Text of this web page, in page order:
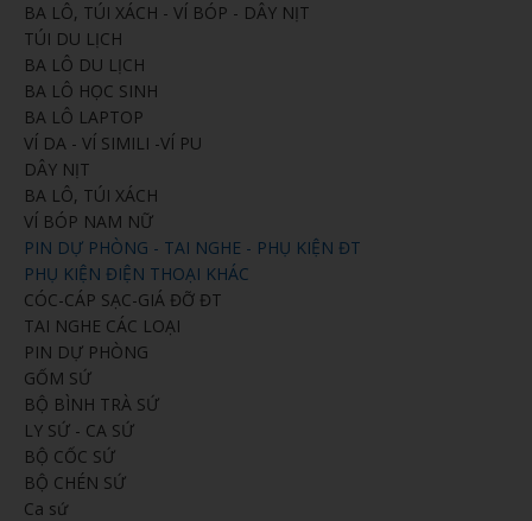
BA LÔ, TÚI XÁCH - VÍ BÓP - DÂY NỊT
TÚI DU LỊCH
BA LÔ DU LỊCH
BA LÔ HỌC SINH
BA LÔ LAPTOP
VÍ DA - VÍ SIMILI -VÍ PU
DÂY NỊT
BA LÔ, TÚI XÁCH
VÍ BÓP NAM NỮ
PIN DỰ PHÒNG - TAI NGHE - PHỤ KIỆN ĐT
PHỤ KIỆN ĐIỆN THOẠI KHÁC
CÓC-CÁP SẠC-GIÁ ĐỠ ĐT
TAI NGHE CÁC LOẠI
PIN DỰ PHÒNG
GỐM SỨ
BỘ BÌNH TRÀ SỨ
LY SỨ - CA SỨ
BỘ CỐC SỨ
BỘ CHÉN SỨ
Ca sứ